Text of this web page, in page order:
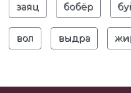
заяц бобёр
вол выдра